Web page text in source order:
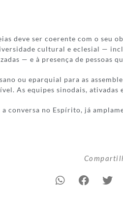
deve ser coerente com o
cultural e eclesial —
— e à presença de pessoas
ou eparquial para as
As equipes sinodais,
conversa no Espírito, já